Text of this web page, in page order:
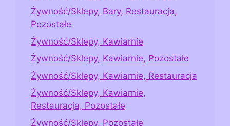
Żywność/Sklepy, Bary, Restauracja,
Pozostałe
Żywność/Sklepy, Kawiarnie
Żywność/Sklepy, Kawiarnie, Pozostałe
Żywność/Sklepy, Kawiarnie, Restauracja
Żywność/Sklepy, Kawiarnie,
Restauracja, Pozostałe
Żywność/Sklepy, Pozostałe